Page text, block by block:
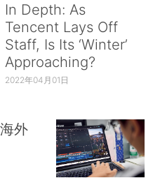
In Depth: As
Tencent Lays Off
Staff, Is Its ‘Winter’
Approaching?
2022年04月01日
外